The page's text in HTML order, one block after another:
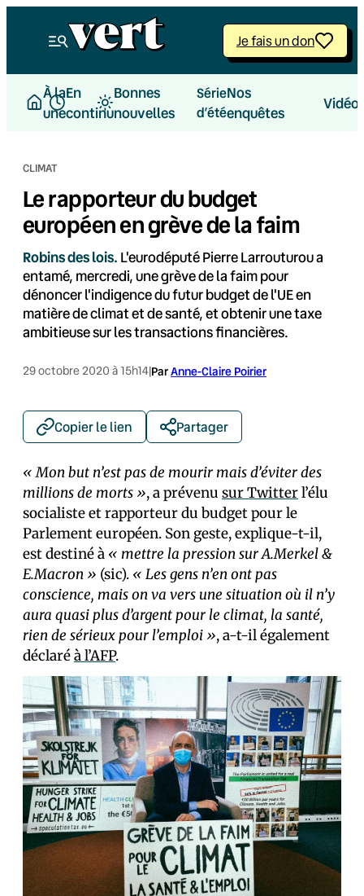
Je fais un don
À la
une
En
continu
Bonnes
nouvelles
Série
d’été
Nos
enquêtes
CLIMAT
Le rapporteur du budget
européen en grève de la faim
Robins des lois. L'eurodéputé Pierre Larrouturou a
entamé, mercredi, une grève de la faim pour
dénoncer l'indigence du futur budget de l'UE en
matière de climat et de santé, et obtenir une taxe
ambitieuse sur les transactions financières.
29 octobre 2020 à 15h14|ParAnne-Claire Poirier
Copier le lien Partager
« Mon but n’est pas de mourir mais d’éviter des
millions de morts », a prévenu sur Twitterl’élu
socialiste et rapporteur du budget pour le
Parlement européen. Son geste, explique-t-il,
est destiné à « mettre la pression sur A.Merkel &
E.Macron » (sic). « Les gens n’en ont pas
conscience, mais on va vers une situation où il n’y
aura quasi plus d’argent pour le climat, la santé,
rien de sérieux pour l’emploi », a-t-il également
déclaréà l’AFP.